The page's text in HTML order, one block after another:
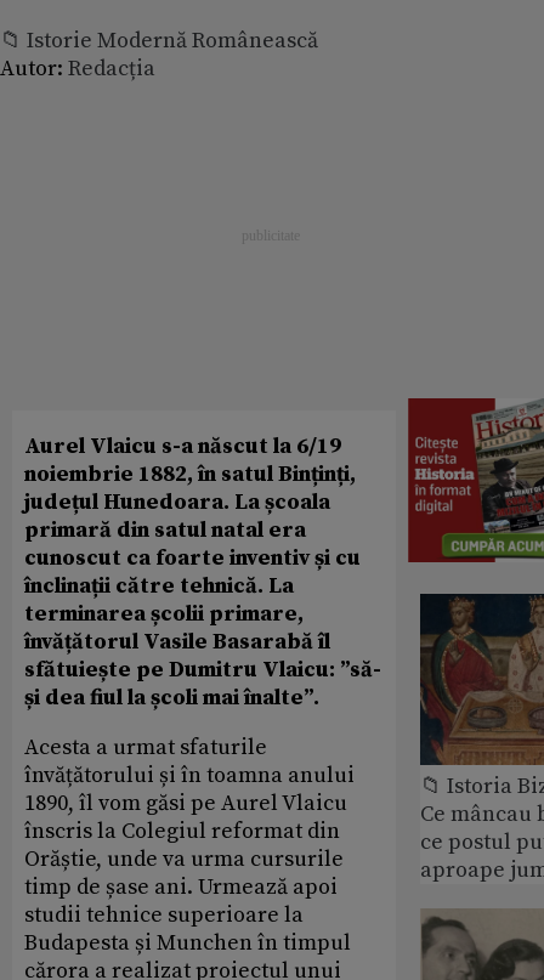
📁 Istorie Modernă Românească
Autor: Redacția
Aurel Vlaicu s-a născut la 6/19
noiembrie 1882, în satul Binținți,
județul Hunedoara. La școala
primară din satul natal era
cunoscut ca foarte inventiv și cu
înclinații către tehnică. La
terminarea școlii primare,
învățătorul Vasile Basarabă îl
sfătuiește pe Dumitru Vlaicu: ”să-
și dea fiul la școli mai înalte”.
Acesta a urmat sfaturile
învățătorului și în toamna anului
1890, îl vom găsi pe Aurel Vlaicu
înscris la Colegiul reformat din
Orăștie, unde va urma cursurile
timp de șase ani. Urmează apoi
studii tehnice superioare la
Budapesta și Munchen în timpul
cărora a realizat proiectul unui
📁 Istoria
Ce
ce postul
aproape